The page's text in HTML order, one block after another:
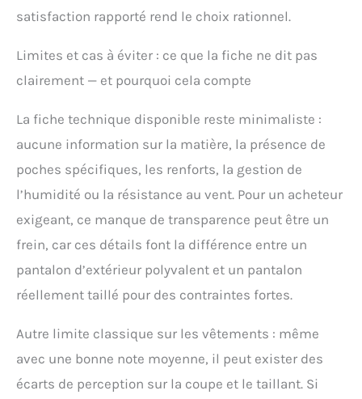
satisfaction rapporté rend le choix rationnel.
Limites et cas à éviter : ce que la fiche ne dit pas
clairement — et pourquoi cela compte
La fiche technique disponible reste minimaliste :
aucune information sur la matière, la présence de
poches spécifiques, les renforts, la gestion de
l’humidité ou la résistance au vent. Pour un acheteur
exigeant, ce manque de transparence peut être un
frein, car ces détails font la différence entre un
pantalon d’extérieur polyvalent et un pantalon
réellement taillé pour des contraintes fortes.
Autre limite classique sur les vêtements : même
avec une bonne note moyenne, il peut exister des
écarts de perception sur la coupe et le taillant. Si